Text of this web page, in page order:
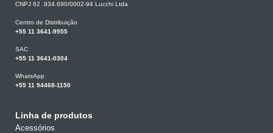
CNPJ 62 .934.690/0002-94 Lucchi Ltda
Centro de Distribuição
+55 11 3641-9955
SAC
+55 11 3641-0304
WhatsApp
+55 11 94468-1150
Linha de produtos
Acessórios